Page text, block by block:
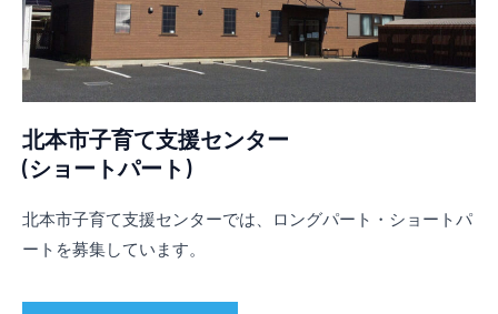
北本市子育て支援センター
(ショートパート)
北本市子育て支援センターでは、ロングパート・ショートパ
ートを募集しています。